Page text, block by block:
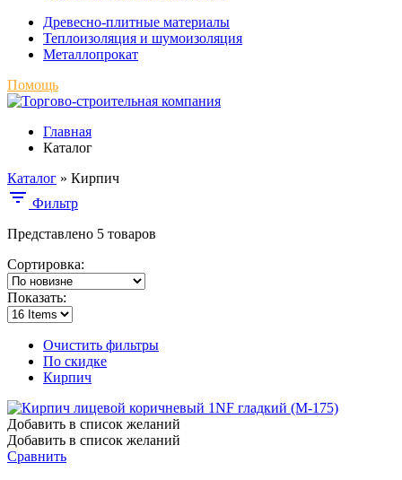
Древесно-плитные материалы
Теплоизоляция и шумоизоляция
Металлопрокат
Помощь
Главная
Каталог
Каталог » Кирпич
Фильтр
Представлено 5 товаров
Сортировка:
Показать:
Очистить фильтры
По скидке
Кирпич
Добавить в список желаний
Добавить в список желаний
Сравнить